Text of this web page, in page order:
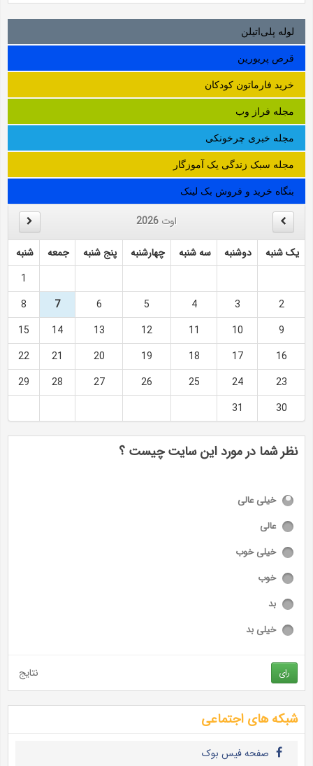
لوله‌ پلی‌اتیلن
قرص پریورین
خرید فارماتون کودکان
مجله فراز وب
مجله خبری چرخونکی
مجله سبک زندگی یک آموزگار
بنگاه خرید و فروش بک لینک
اوت 2026
یک شنبه دوشنبه سه شنبه چهارشنبه پنج شنبه جمعه
شنبه
1
2
3
4
5
6
7
8
9
10
11
12
13
14
15
16
17
18
19
20
21
22
23
24
25
26
27
28
29
30
31
نظر شما در مورد این سایت چیست ؟
خیلی عالی
عالی
خیلی خوب
خوب
بد
خیلی بد
رای نتایج
شبکه های اجتماعی
صفحه فیس بوک